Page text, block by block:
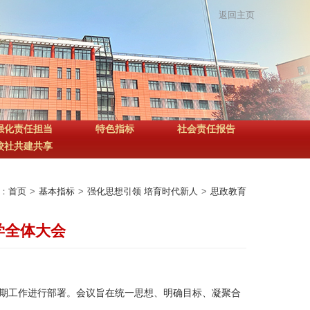
返回主页
化责任担当
社共建共享
特色指标 社会责任报告
首页 > 基本指标 > 强化思想引领 培育时代新人 > 思政教育
全体大会
作进行部署。会议旨在统一思想、明确目标、凝聚合